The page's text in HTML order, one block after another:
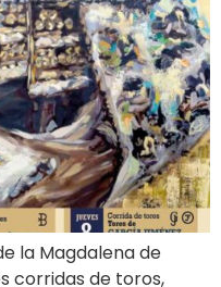
la Magdalena de
corridas de toros,